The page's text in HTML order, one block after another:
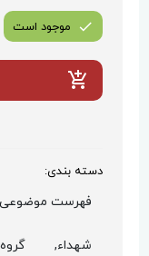
موجود است
دسته بندی:
فهرست
شهداء,